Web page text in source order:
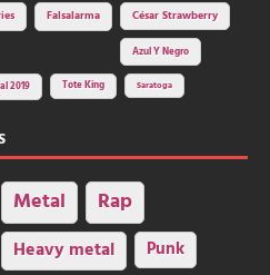
Falsalarma César Strawberry
Azul Y Negro
2019 Tote King Saratoga
Metal Rap
Heavy metal Punk